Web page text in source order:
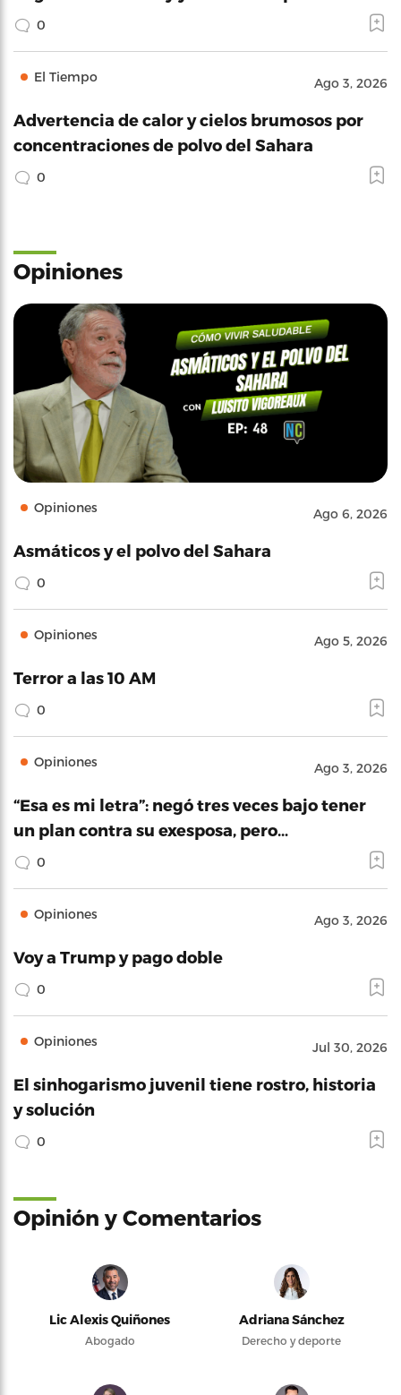
0
El Tiempo Ago 3, 2026
Advertencia de calor y cielos brumosos por
concentraciones de polvo del Sahara
0
Opiniones
Opiniones Ago 6, 2026
Asmáticos y el polvo del Sahara
0
Opiniones Ago 5, 2026
Terror a las 10 AM
0
Opiniones Ago 3, 2026
“Esa es mi letra”: negó tres veces bajo tener
un plan contra su exesposa, pero…
0
Opiniones Ago 3, 2026
Voy a Trump y pago doble
0
Opiniones Jul 30, 2026
El sinhogarismo juvenil tiene rostro, historia
y solución
0
Opinión y Comentarios
Lic Alexis Quiñones
Abogado
Adriana Sánchez
Derecho y deporte